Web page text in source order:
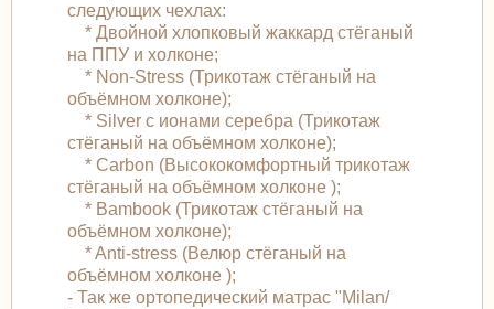
следующих чехлах:
* Двойной хлопковый жаккард стёганый
на ППУ и холконе;
* Non-Stress (Трикотаж стёганый на
объёмном холконе);
* Silver с ионами серебра (Трикотаж
стёганый на объёмном холконе);
* Carbon (Высококомфортный трикотаж
стёганый на объёмном холконе );
* Bambook (Трикотаж стёганый на
объёмном холконе);
* Anti-stress (Велюр стёганый на
объёмном холконе );
- Так же ортопедический матрас "Milan/